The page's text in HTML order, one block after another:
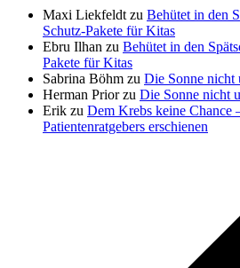
Maxi Liekfeldt zu Behütet in den
Schutz-Pakete für Kitas
Ebru Ilhan zu Behütet in den
Pakete für Kitas
Sabrina Böhm zu Die Sonne nicht
Herman Priorzu Die Sonne nicht
Erik zu Dem Krebs keine Chance
Patientenratgebers erschienen